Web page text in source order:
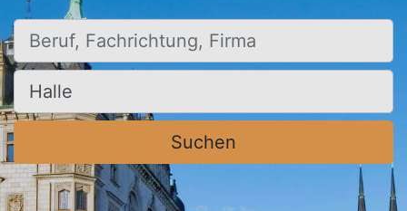
Beruf, Fachrichtung, Firma
Ort, Stadt
Suchen